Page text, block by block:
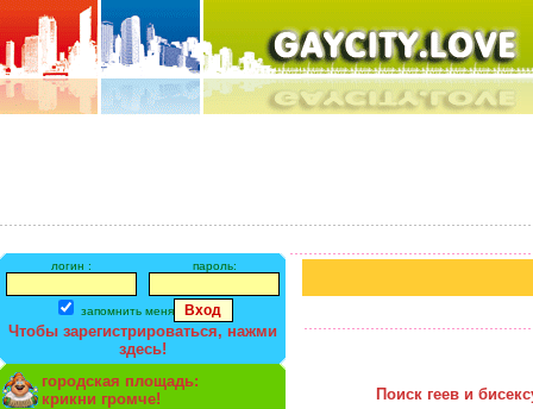
логин : пароль:
запомнить меня
Чтобы зарегистрироваться, нажми
здесь!
городская площадь:
крикни громче!
Поиск геев и